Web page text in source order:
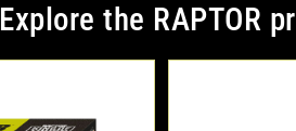
Explore the RAPTOR